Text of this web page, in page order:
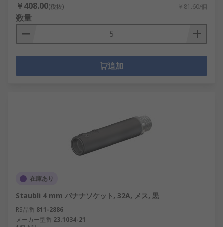
￥408.00(税抜) ￥81.60/個
数量
追加
在庫あり
Staubli 4 mm バナナソケット, 32A, メス, 黒
RS品番 811-2886
メーカー型番 23.1034-21